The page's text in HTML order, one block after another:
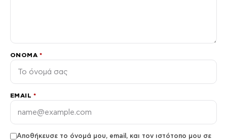
ΌΝΟΜΑ *
EMAIL *
Αποθήκευσε το όνομά μου, email, και τον ιστότοπο μου σε